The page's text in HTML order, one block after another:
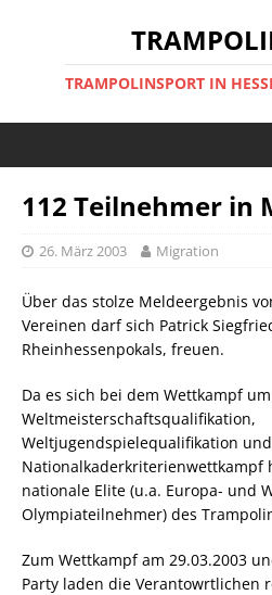
TRAMPOLINSPORT IN
112 Teilnehmer in
26. März 2003 Migration
Über das stolze Meldeergebnis
Vereinen darf sich Patrick
Rheinhessenpokals, freuen.
Da es sich bei dem Wettkampf
Weltmeisterschaftsqualifikation,
Weltjugendspielequalifikation
Nationalkaderkriterienwettkampf
nationale Elite (u.a. Europa- und
Olympiateilnehmer) des
Zum Wettkampf am 29.03.2003
Party laden die Verantowrtlichen